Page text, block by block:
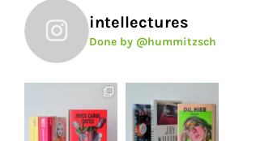
intellectures
Done by @hummitzsch